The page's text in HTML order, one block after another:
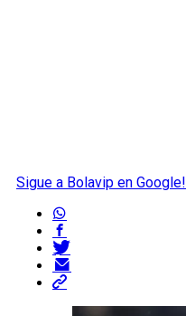
Sigue a Bolavip en Google!